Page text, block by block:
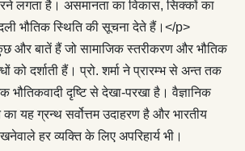
लगता है। असमानता का विकास, सिक्कों का
भौतिक स्थिति की सूचना देते हैं।</p>
और बातें हैं जो सामाजिक स्तरीकरण और भौतिक
को दर्शाती हैं। प्रो. शर्मा ने प्रारम्भ से अन्त तक
भौतिकवादी दृष्टि से देखा-परखा है। वैज्ञानिक
यह ग्रन्थ सर्वोत्तम उदाहरण है और भारतीय
हर व्यक्ति के लिए अपरिहार्य भी।